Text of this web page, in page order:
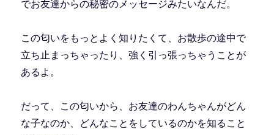
でお友達からの秘密のメッセージみたいなんだ。
この匂いをもっとよく知りたくて、お散歩の途中で
立ち止まっちゃったり、強く引っ張っちゃうことが
あるよ。
だって、この匂いから、お友達のわんちゃんがどん
な子なのか、どんなことをしているのかを知ること